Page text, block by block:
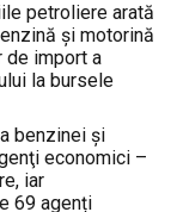
petroliere arată
și motorină
de import a
la bursele
benzinei și
economici –
iar
69 agenți